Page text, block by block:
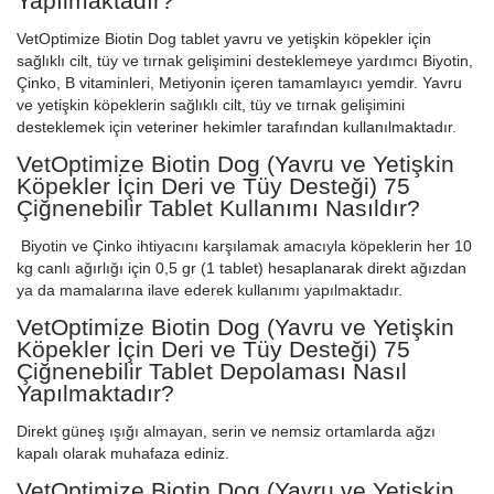
VetOptimize Biotin Dog tablet yavru ve yetişkin köpekler için
sağlıklı cilt, tüy ve tırnak gelişimini desteklemeye yardımcı Biyotin,
Çinko, B vitaminleri, Metiyonin içeren tamamlayıcı yemdir. Yavru
ve yetişkin köpeklerin sağlıklı cilt, tüy ve tırnak gelişimini
desteklemek için veteriner hekimler tarafından kullanılmaktadır.
VetOptimize Biotin Dog (Yavru ve Yetişkin
Köpekler İçin Deri ve Tüy Desteği) 75
Çiğnenebilir Tablet Kullanımı Nasıldır?
Biyotin ve Çinko ihtiyacını karşılamak amacıyla köpeklerin her 10
kg canlı ağırlığı için 0,5 gr (1 tablet) hesaplanarak direkt ağızdan
ya da mamalarına ilave ederek kullanımı yapılmaktadır.
VetOptimize Biotin Dog (Yavru ve Yetişkin
Köpekler İçin Deri ve Tüy Desteği) 75
Çiğnenebilir Tablet Depolaması Nasıl
Yapılmaktadır?
Direkt güneş ışığı almayan, serin ve nemsiz ortamlarda ağzı
kapalı olarak muhafaza ediniz.